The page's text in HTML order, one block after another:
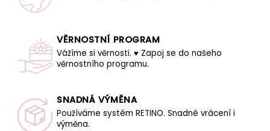
VĚRNOSTNÍ PROGRAM
Vážíme si věrnosti. ♥ Zapoj se do našeho
věrnostního programu.
SNADNÁ VÝMĚNA
Používáme systém RETINO. Snadné vrácení i
výměna.